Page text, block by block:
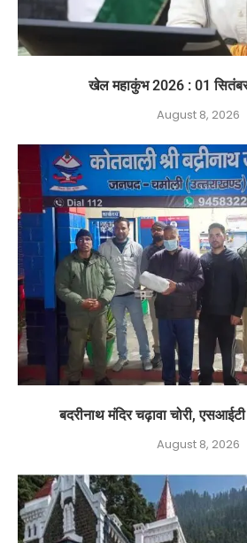
खेल महाकुंभ 2026 : 01
August 8, 2026
बदरीनाथ मंदिर चढ़ावा चोरी,
August 8, 2026